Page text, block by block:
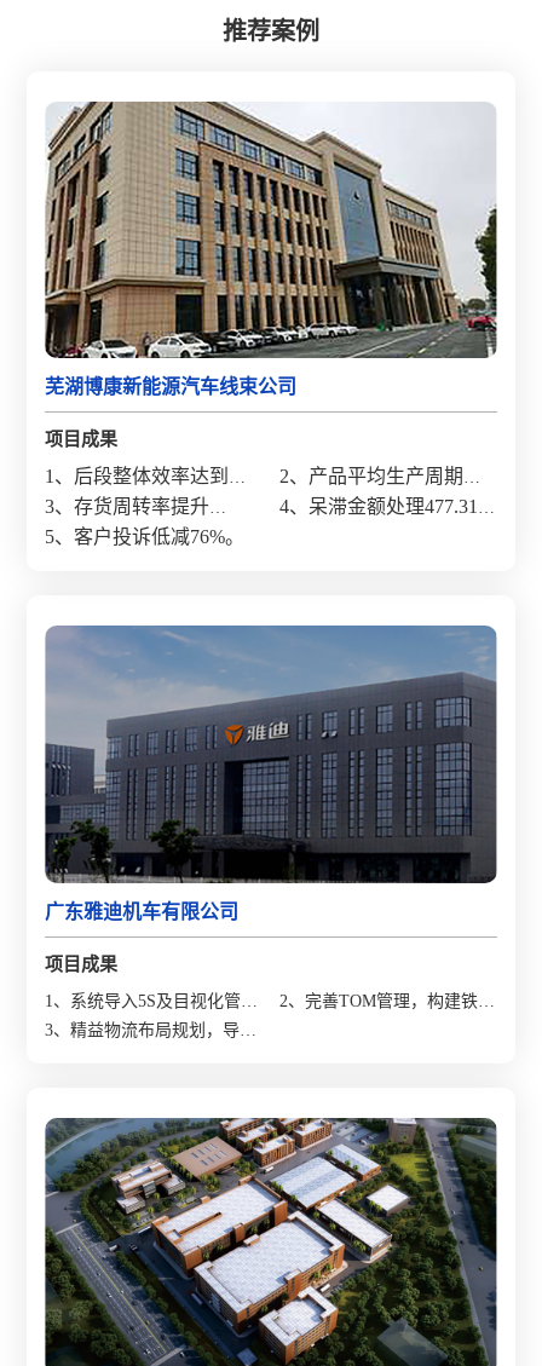
推荐案例
芜湖博康新能源汽车线束公司
项目成果
1、 后段整体效率达到
23.8%;
2、产品平均生产周期缩
短40.5%;
3、存货周转率提升
61.1%;
4、呆滞金额处理477.31
5、客户投诉低减76%。
广东雅迪机车有限公司
项目成果
1、系统导入5S及目视化管
理，打造随时可参观的现
2、完善TOM管理，构建铁三
3、精益物流布局规划，导入